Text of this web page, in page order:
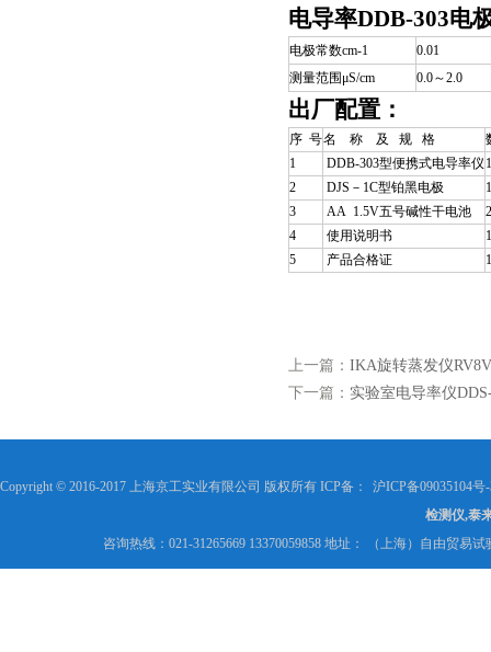
电导率DDB-303电
电极常数cm-1
0.01
测量范围μS/cm
0.0～2.0
出厂配置：
序 号名 称 及 规 格
1
DDB-303型便携式电导率仪
2
DJS－1C型铂黑电极
3
AA 1.5V五号碱性干电池
4
使用说明书
5
产品合格证
上一篇： IKA旋转蒸发仪RV8V
下一篇： 实验室电导率仪
Copyright © 2016-2017 上海京工实业有限公司 版权所有 ICP备：
沪ICP备09035104号
检测仪,泰
咨询热线：021-31265669 13370059858 地址： （上海）自由贸易